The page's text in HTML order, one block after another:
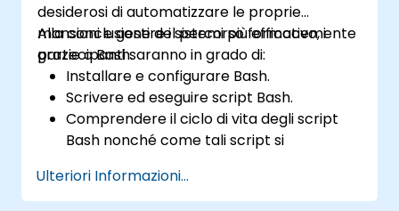
desiderosi di automatizzare le proprie
mansioni e gestire i sistemi più efficacemente
grazie a Bash.
Alla conclusione del percorso formativo, i
partecipanti saranno in grado di:
Installare e configurare Bash.
Scrivere ed eseguire script Bash.
Comprendere il ciclo di vita degli script
Bash nonché come tali script si
amministrazione del sistema.
Utilizzare Bash per automatizzare
Ulteriori Informazioni...